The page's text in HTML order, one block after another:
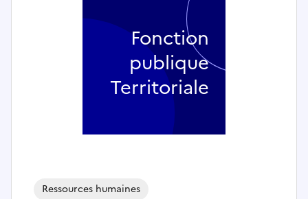
Ressources humaines
Fonction
publique
Territoriale